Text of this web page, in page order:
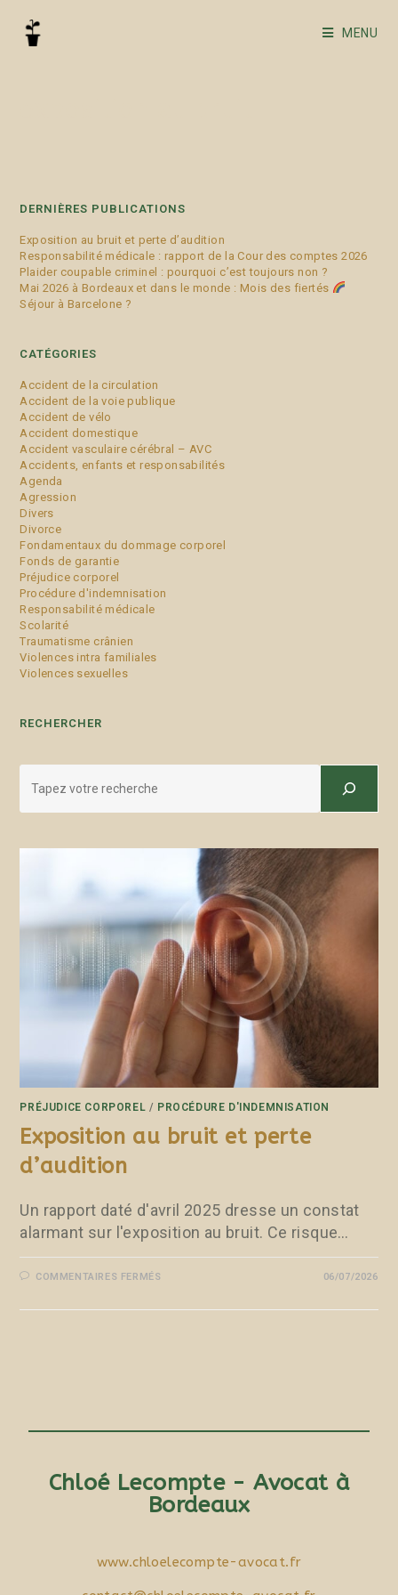
MENU
DERNIÈRES PUBLICATIONS
Exposition au bruit et perte d’audition
Responsabilité médicale : rapport de la Cour des comptes 2026
Plaider coupable criminel : pourquoi c’est toujours non ?
Mai 2026 à Bordeaux et dans le monde : Mois des fiertés
Séjour à Barcelone ?
CATÉGORIES
Accident de la circulation
Accident de la voie publique
Accident de vélo
Accident domestique
Accident vasculaire cérébral – AVC
Accidents, enfants et responsabilités
Agenda
Agression
Divers
Divorce
Fondamentaux du dommage corporel
Fonds de garantie
Préjudice corporel
Procédure d'indemnisation
Responsabilité médicale
Scolarité
Traumatisme crânien
Violences intra familiales
Violences sexuelles
RECHERCHER
PRÉJUDICE CORPOREL / PROCÉDURE D'INDEMNISATION
Exposition au bruit et perte
d’audition
Un rapport daté d'avril 2025 dresse un constat
alarmant sur l'exposition au bruit. Ce risque…
COMMENTAIRES FERMÉS 06/07/2026
Chloé Lecompte - Avocat à
Bordeaux
www.chloelecompte-avocat.fr